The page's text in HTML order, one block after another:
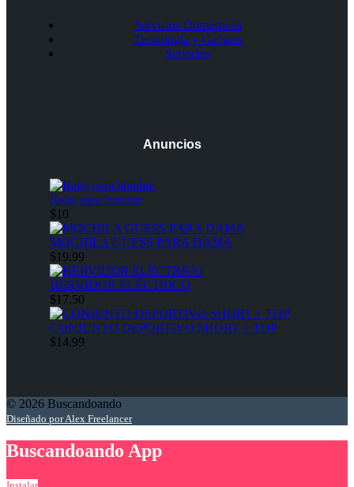
Servicios Domésticos
Tecnología y Gadgets
Servicios
Anuncios
Reloj para hombre
$10
MOCHILA GUESS PARA DAMA
$19.99
HERVIDOR ELÉCTRICO
$17.50
CONJUNTO DEPORTIVO SHORT + TOP
$14.99
© 2026 Buscandoando
Diseñado por Alex Freelancer
Buscandoando App